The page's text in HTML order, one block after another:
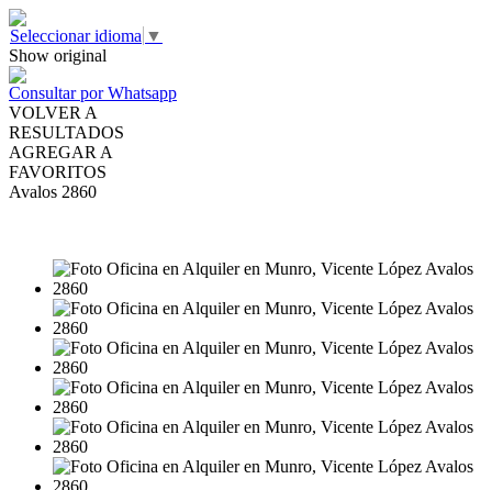
Seleccionar idioma ▼
Show original
Consultar por Whatsapp
VOLVER A
RESULTADOS
AGREGAR A
FAVORITOS
Avalos 2860